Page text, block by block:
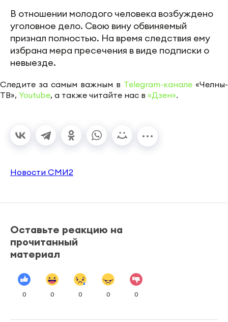
В отношении молодого человека возбуждено
уголовное дело. Свою вину обвиняемый
признал полностью. На время следствия ему
избрана мера пресечения в виде подписки о
невыезде.
Следите за самым важным в Telegram-канале «Челны-
ТВ», Youtube, а также читайте нас в «Дзен».
Новости СМИ2
Оставьте реакцию на
прочитанный
материал
0 0 0 0 0